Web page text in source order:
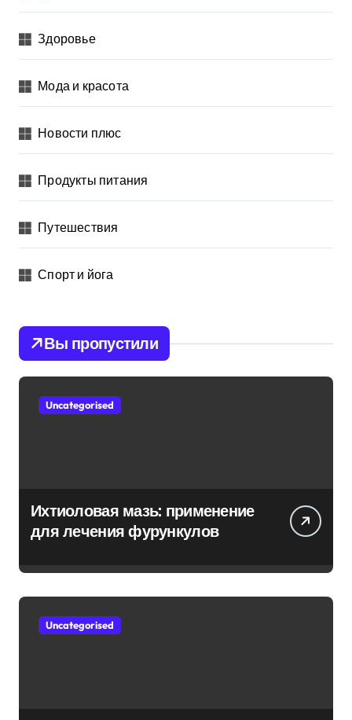
Здоровье
Мода и красота
Новости плюс
Продукты питания
Путешествия
Спорт и йога
Вы пропустили
Uncategorised
Ихтиоловая мазь: применение
для лечения фурункулов
Uncategorised